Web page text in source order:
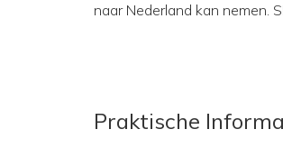
naar Nederland kan nemen.
Praktische